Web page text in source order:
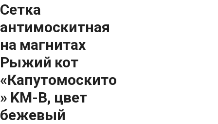
Сетка
антимоскитная
на магнитах
Рыжий кот
«Капутомоскито
» KM-B, цвет
бежевый